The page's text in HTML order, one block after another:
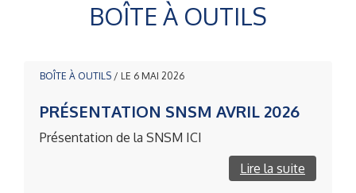
BOÎTE À OUTILS
BOÎTE À OUTILS / LE 6 MAI 2026
PRÉSENTATION SNSM AVRIL 2026
Présentation de la SNSM ICI
Lire la suite